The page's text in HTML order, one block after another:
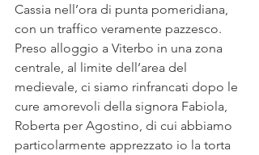
Cassia nell’ora di punta pomeridiana,
con un traffico veramente pazzesco.
Preso alloggio a Viterbo in una zona
centrale, al limite dell’area del
medievale, ci siamo rinfrancati dopo le
cure amorevoli della signora Fabiola,
Roberta per Agostino, di cui abbiamo
particolarmente apprezzato io la torta